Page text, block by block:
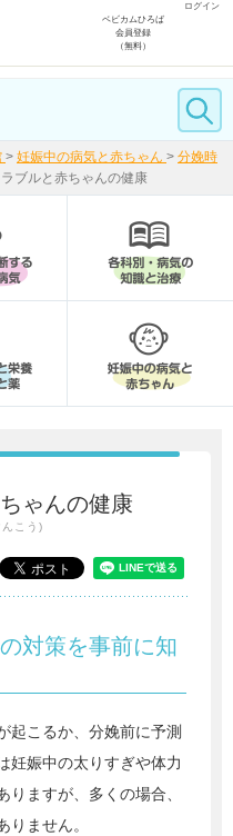
ログイン
ベビカムひろば
会員登録
（無料）
> 妊娠中の病気と赤ちゃん > 分娩時
ブルと赤ちゃんの健康
ゃんの健康
こう)
対策を事前に知
こるか、分娩前に予測
妊娠中の太りすぎや体力
ますが、多くの場合、
りません。